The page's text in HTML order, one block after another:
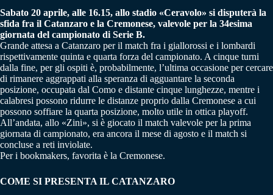
Sabato 20 aprile, alle 16.15, allo stadio «Ceravolo» si disputerà la
sfida fra il Catanzaro e la Cremonese, valevole per la 34esima
giornata del campionato di Serie B.
Grande attesa a Catanzaro per il match fra i giallorossi e i lombardi
rispettivamente quinta e quarta forza del campionato. A cinque turni
dalla fine, per gli ospiti è, probabilmente, l’ultima occasione per cercare
di rimanere aggrappati alla speranza di agguantare la seconda
posizione, occupata dal Como e distante cinque lunghezze, mentre i
calabresi possono ridurre le distanze proprio dalla Cremonese a cui
possono soffiare la quarta posizione, molto utile in ottica playoff.
All’andata, allo «Zini», si è giocato il match valevole per la prima
giornata di campionato, era ancora il mese di agosto e il match si
concluse a reti inviolate.
Per i bookmakers, favorita è la Cremonese.
COME SI PRESENTA IL CATANZARO